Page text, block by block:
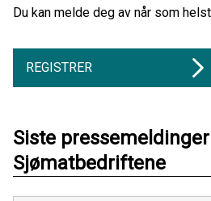
Du kan melde deg av når som
REGISTRER
Siste
Sjømatbedriftene